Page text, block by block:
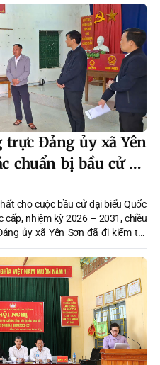
sự là ngày hội của toàn dân, công
Yên Sơn đặt lên hàng đầu, mang
về ngày hội lớn của toàn dân.
trực Đảng ủy xã Yên
chuẩn bị bầu cử tại
cho cuộc bầu cử đại biểu Quốc
cấp, nhiệm kỳ 2026 – 2031, chiều
ủy xã Yên Sơn đã đi kiểm tra
địa bàn xã. Cùng đi có lãnh đạo
hóa Xã hội xã.